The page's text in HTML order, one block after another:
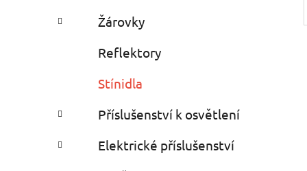
Žárovky
Reflektory
Stínidla
Příslušenství k osvětlení
Elektrické příslušenství